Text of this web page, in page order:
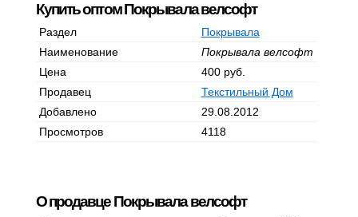
Купить оптом Покрывала велсофт
Раздел
Покрывала
Наименование
Покрывала велсофт
Цена
400 руб.
Продавец
Текстильный Дом
Добавлено
29.08.2012
Просмотров
4118
О продавце Покрывала велсофт